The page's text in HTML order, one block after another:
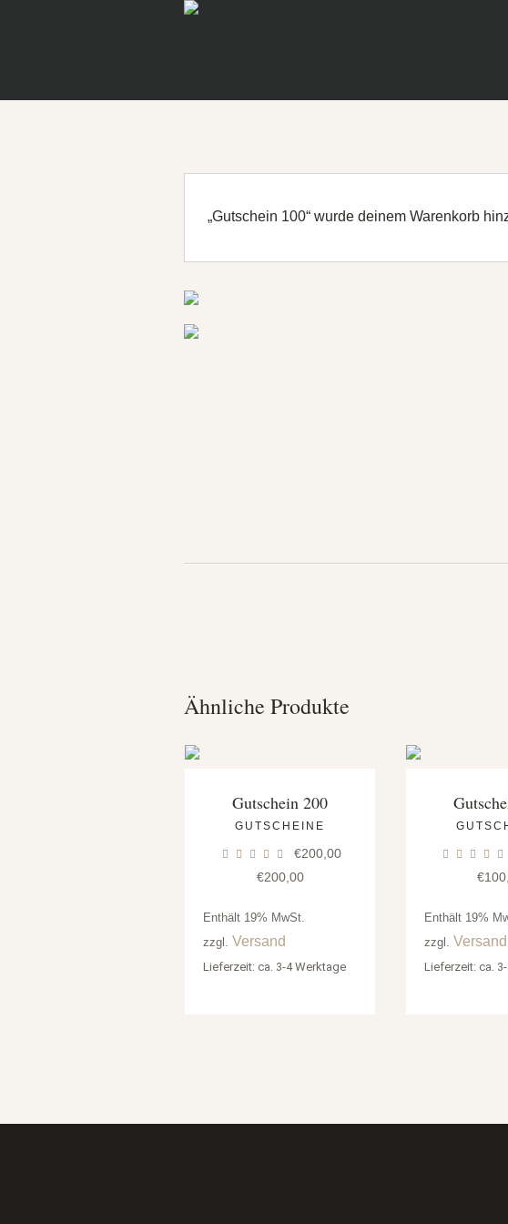
„Gutschein 100“ wurde deinem Warenkorb
Ähnliche Produkte
Gutschein 200
GUTSCHEINE
€200,00
€200,00
Enthält 19% MwSt.
zzgl. Versand
Lieferzeit: ca. 3-4 Werktage
€
Enthält 19%
zzgl. Versand
Lieferzeit: ca.